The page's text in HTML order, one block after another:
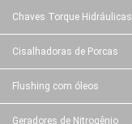
Chaves Torque Hidráulicas
Cisalhadoras de Porcas
Flushing com óleos
Geradores de Nitrogênio